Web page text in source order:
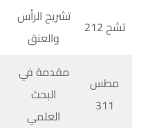
تشح 212
تشريح الرأس
والعنق
مطس
311
مقدمة في
البحث
العلمي